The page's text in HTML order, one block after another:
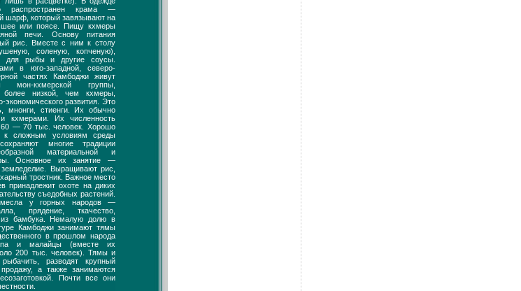
распространен крама —
шарф, который завязывают на
шее или поясе. Пищу кхмеры
печи. Основу питания
рис. Вместе с ним к столу
соленую, копченую),
для рыбы и другие соусы.
в юго-западной, северо-
частях Камбоджи живут
кхмерской группы,
низкой, чем кхмеры,
экономического развития. Это
мнонги, стиенги. Их обычно
кхмерами. Их численность
60 — 70 тыс. человек. Хорошо
к сложным условиям среды
многие традиции
материальной и
Основное их занятие —
земледелие. Выращивают рис,
тростник. Важное место
принадлежит охоте на диких
съедобных растений.
у горных народов —
прядение, ткачество,
из бамбука. Немалую долю в
Камбоджи занимают тямы
в прошлом народа
и малайцы (вместе их
200 тыс. человек). Тямы и
разводят крупный
а также занимаются
Почти все они